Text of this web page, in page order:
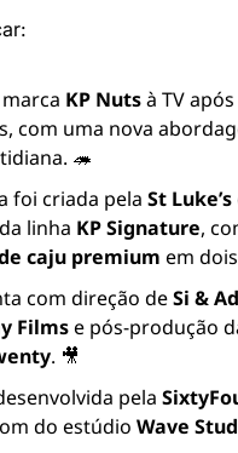
KP Nuts à TV
com uma nova
🦔
foi criada pela St Luke’s
linha KP Signature
caju premium em
com direção de Si & Ad
Films
. 🎥
pela
do estúdio Wave